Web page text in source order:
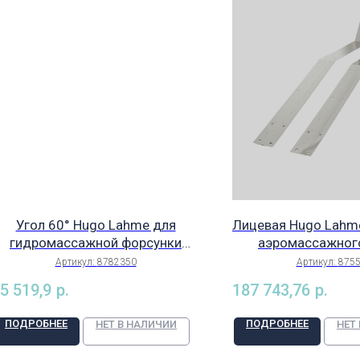
Угол 60° Hugo Lahme для
гидромассажной форсунки
8780000, сплав Rg5, арт.
Артикул: 8782350
519,9 р.
ПОДРОБНЕЕ НЕТ В НАЛИЧИИ
Лицевая Hugo
(накладка из
Артикул:
187 743,76 р.
ПОДРОБНЕЕ НЕТ